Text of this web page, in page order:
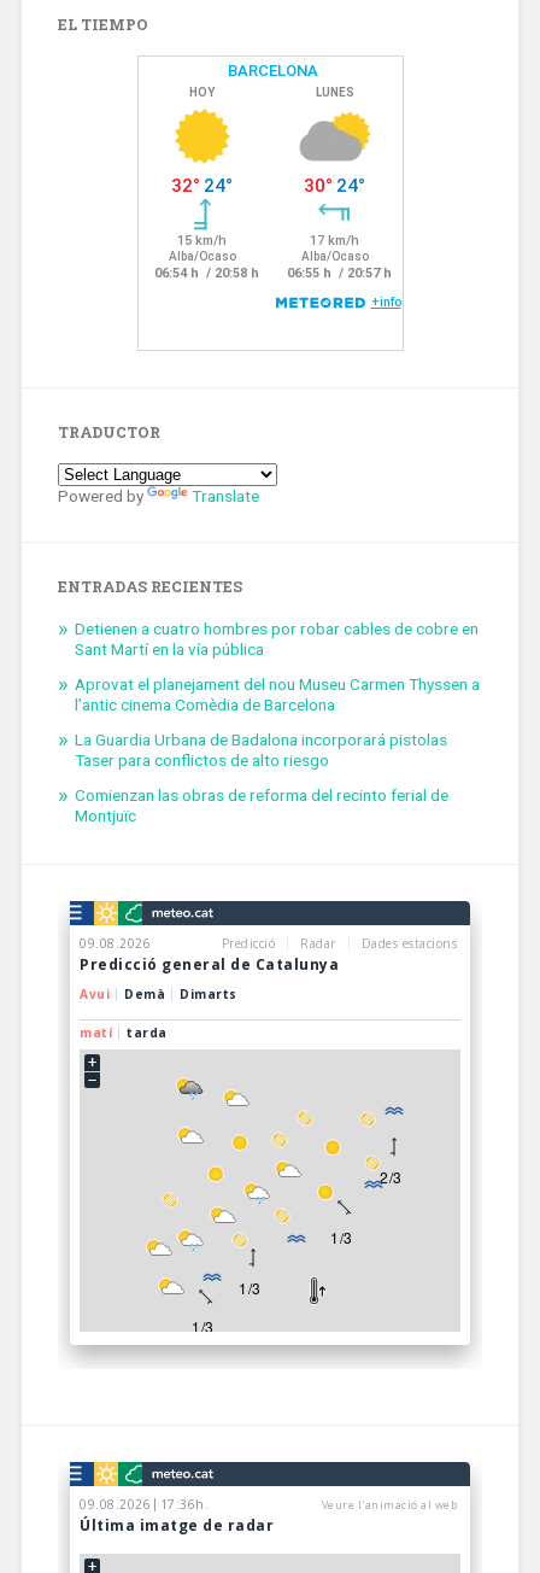
EL TIEMPO
TRADUCTOR
Powered by Translate
ENTRADAS RECIENTES
Detienen a cuatro hombres por robar cables de cobre en
Sant Martí en la vía pública
Aprovat el planejament del nou Museu Carmen Thyssen a
l’antic cinema Comèdia de Barcelona
La Guardia Urbana de Badalona incorporará pistolas
Taser para conflictos de alto riesgo
Comienzan las obras de reforma del recinto ferial de
Montjuïc